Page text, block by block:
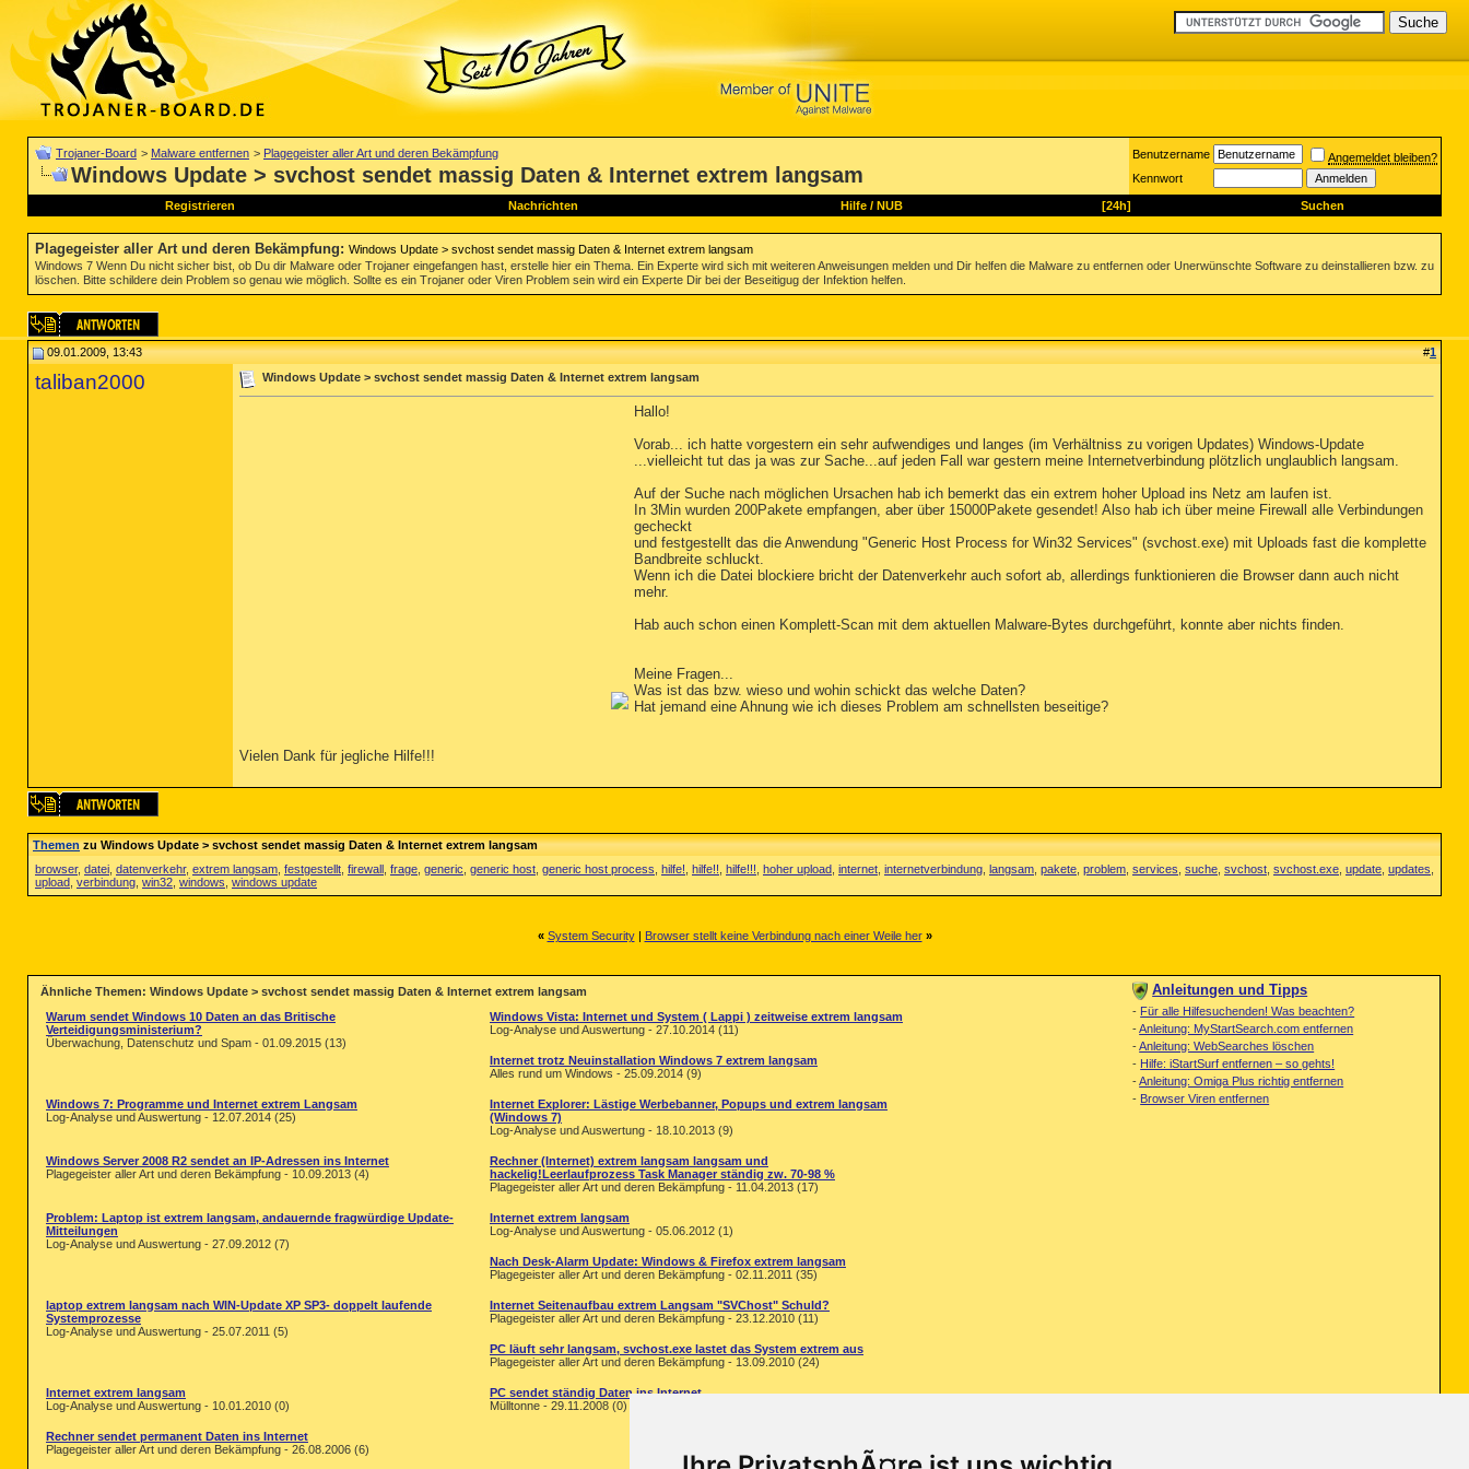
Trojaner-Board > Malware entfernen > Plagegeister aller Art und deren Bekämpfung
Windows Update > svchost sendet massig Daten & Internet extrem langsam
Benutzername
Angemeldet bleiben?
Kennwort
Registrieren Nachrichten Hilfe/ NUB [24h] Suchen
Plagegeister aller Art und deren Bekämpfung: Windows Update > svchost sendet massig Daten & Internet extrem langsam
Windows 7 Wenn Du nicht sicher bist, ob Du dir Malware oder Trojaner eingefangen hast, erstelle hier ein Thema. Ein Experte wird sich mit weiteren Anweisungen melden und Dir helfen die Malware zu entfernen oder Unerwünschte Software zu deinstallieren bzw. zu
löschen. Bitte schildere dein Problem so genau wie möglich. Sollte es ein Trojaner oder Viren Problem sein wird ein Experte Dir bei der Beseitigug der Infektion helfen.
09.01.2009, 13:43 #1
taliban2000 Windows Update > svchost sendet massig Daten & Internet extrem langsam
Hallo!
Vorab... ich hatte vorgestern ein sehr aufwendiges und langes (im Verhältniss zu vorigen Updates) Windows-Update
...vielleicht tut das ja was zur Sache...auf jeden Fall war gestern meine Internetverbindung plötzlich unglaublich langsam.
Auf der Suche nach möglichen Ursachen hab ich bemerkt das ein extrem hoher Upload ins Netz am laufen ist.
In 3Min wurden 200Pakete empfangen, aber über 15000Pakete gesendet! Also hab ich über meine Firewall alle Verbindungen
gecheckt
und festgestellt das die Anwendung "Generic Host Process for Win32 Services" (svchost.exe) mit Uploads fast die komplette
Bandbreite schluckt.
Wenn ich die Datei blockiere bricht der Datenverkehr auch sofort ab, allerdings funktionieren die Browser dann auch nicht
mehr.
Hab auch schon einen Komplett-Scan mit dem aktuellen Malware-Bytes durchgeführt, konnte aber nichts finden.
Meine Fragen...
Was ist das bzw. wieso und wohin schickt das welche Daten?
Hat jemand eine Ahnung wie ich dieses Problem am schnellsten beseitige?
Vielen Dank für jegliche Hilfe!!!
Themenzu Windows Update > svchost sendet massig Daten & Internet extrem langsam
browser, datei datenverkehr, extrem langsam festgestellt firewall frage generic generic host generic host process hilfe! hilfe!! hilfe!!! hoher upload internet internetverbindung langsam pakete problem services suche svchost svchost.exe update updates
upload verbindung win32 windows windows update
« System Security| Browser stellt keine Verbindung nach einer Weile her »
Ähnliche Themen: Windows Update > svchost sendet massig Daten & Internet extrem langsam
Warum sendet Windows 10 Daten an das Britische
Verteidigungsministerium?
Überwachung, Datenschutz und Spam - 01.09.2015 (13)
Windows Vista: Internet und System ( Lappi ) zeitweise extrem langsam
Log-Analyse und Auswertung - 27.10.2014 (11)
Internet trotz Neuinstallation Windows 7 extrem langsam
Alles rund um Windows - 25.09.2014 (9)
Windows 7: Programme und Internet extrem Langsam
Log-Analyse und Auswertung - 12.07.2014 (25)
Internet Explorer: Lästige Werbebanner, Popups und extrem langsam
(Windows 7)
Log-Analyse und Auswertung - 18.10.2013 (9)
Windows Server 2008 R2 sendet an IP-Adressen ins Internet
Plagegeister aller Art und deren Bekämpfung - 10.09.2013 (4)
Rechner (Internet) extrem langsam langsam und
hackelig!Leerlaufprozess Task Manager ständig zw. 70-98 %
Plagegeister aller Art und deren Bekämpfung - 11.04.2013 (17)
Problem: Laptop ist extrem langsam, andauernde fragwürdige Update-
Mitteilungen
Log-Analyse und Auswertung - 27.09.2012 (7)
Internet extrem langsam
Log-Analyse und Auswertung - 05.06.2012 (1)
Nach Desk-Alarm Update: Windows & Firefox extrem langsam
Plagegeister aller Art und deren Bekämpfung - 02.11.2011 (35)
laptop extrem langsam nach WIN-Update XP SP3- doppelt laufende
Systemprozesse
Log-Analyse und Auswertung - 25.07.2011 (5)
Internet Seitenaufbau extrem Langsam "SVChost" Schuld?
Plagegeister aller Art und deren Bekämpfung - 23.12.2010 (11)
PC läuft sehr langsam, svchost.exe lastet das System extrem aus
Plagegeister aller Art und deren Bekämpfung - 13.09.2010 (24)
Internet extrem langsam
Log-Analyse und Auswertung - 10.01.2010 (0)
PC sendet ständig Daten ins Internet
Mülltonne - 29.11.2008 (0)
Rechner sendet permanent Daten ins Internet
Plagegeister aller Art und deren Bekämpfung - 26.08.2006 (6)
Anleitungen und Tipps
- Für alle Hilfesuchenden! Was beachten?
-Anleitung: MyStartSearch.com entfernen
-Anleitung: WebSearches löschen
- Hilfe: iStartSurf entfernen – so gehts!
-Anleitung: Omiga Plus richtig entfernen
- Browser Viren entfernen